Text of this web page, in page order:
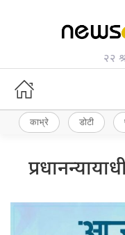
२२
काभ्रे डोटी